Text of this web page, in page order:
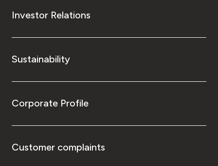
Investor Relations
Sustainability
Corporate Profile
Customer complaints